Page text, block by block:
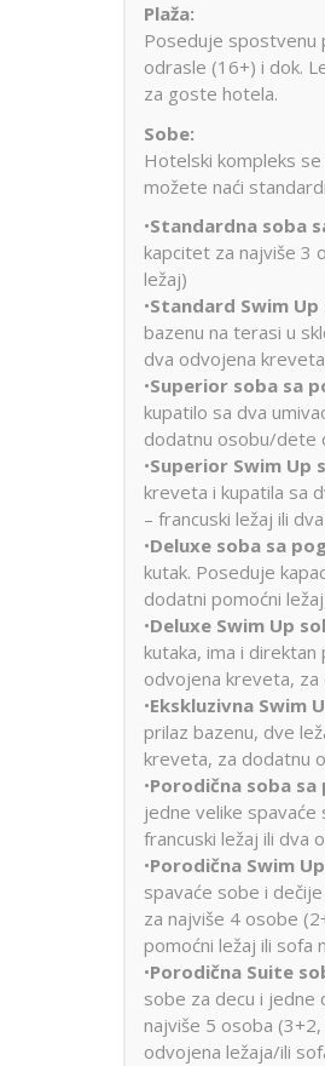
Plaža:
Poseduje spostvenu
odrasle (16+) i dok.
za goste hotela.
Sobe:
Hotelski kompleks
možete naći
•Standardna soba
kapcitet za najviše 3
ležaj)
•Standard Swim
bazenu na terasi u
dva odvojena
•Superior soba sa
kupatilo sa dva
dodatnu osobu/dete
•Superior Swim Up
kreveta i kupatila sa
– francuski ležaj ili
•Deluxe soba sa
kutak. Poseduje
dodatni pomoćni
•Deluxe Swim Up
kutaka, ima i
odvojena kreveta,
•Ekskluzivna Swim
prilaz bazenu, dve
kreveta, za dodatnu
•Porodična soba
jedne velike
francuski ležaj ili dva
•Porodična Swim
spavaće sobe i
za najviše 4 osobe
pomoćni ležaj ili sofa
•Porodična Suite
sobe za decu i jedne
najviše 5 osoba
odvojena ležaja/ili